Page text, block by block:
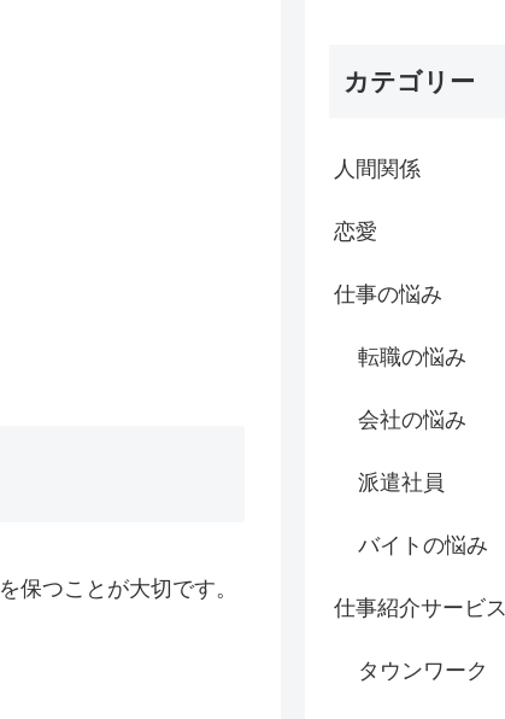
保つことが大切です。
カテゴリー
人間関係
恋愛
仕事の悩み
転職の悩み
会社の悩み
派遣社員
バイトの悩み
仕事紹介サービス
タウンワーク